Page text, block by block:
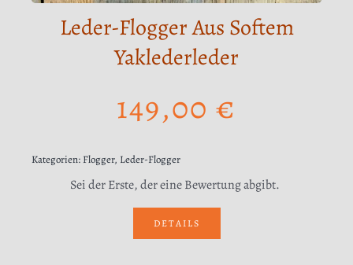
Leder-Flogger Aus Softem
Yaklederleder
149,00 €
Kategorien: Flogger, Leder-Flogger
Sei der Erste, der eine Bewertung abgibt.
DETAILS